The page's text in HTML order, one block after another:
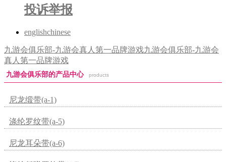
投诉举报
englishchinese
九游会俱乐部-九游会真人第一品牌游戏九游会俱乐部-九游会
真人第一品牌游戏
九游会俱乐部的产品中心 products
尼龙缎带(a-1)
涤纶罗纹带(a-5)
尼龙耳朵带(a-6)